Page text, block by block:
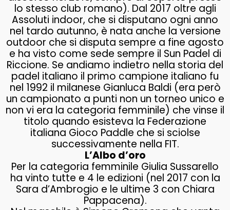
lo stesso club romano). Dal 2017 oltre agli
Assoluti indoor, che si disputano ogni anno
nel tardo autunno, è nata anche la versione
outdoor che si disputa sempre a fine agosto
e ha visto come sede sempre il Sun Padel di
Riccione. Se andiamo indietro nella storia del
padel italiano il primo campione italiano fu
nel 1992 il milanese Gianluca Baldi (era però
un campionato a punti non un torneo unico e
non vi era la categoria femminile) che vinse il
titolo quando esisteva la Federazione
italiana Gioco Paddle che si sciolse
successivamente nella FIT.
L’Albo d’oro
Per la categoria femminile Giulia Sussarello
ha vinto tutte e 4 le edizioni (nel 2017 con la
Sara d’Ambrogio e le ultime 3 con Chiara
Pappacena).